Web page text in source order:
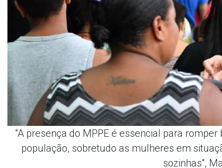
"A presença do MPPE é essencial para
população, sobretudo as mulheres em
sozinhas",